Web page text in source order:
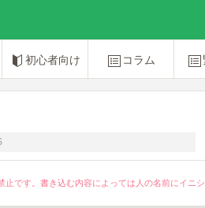
初心者向け コラム
です。書き込む内容によっては人の名前にイニ